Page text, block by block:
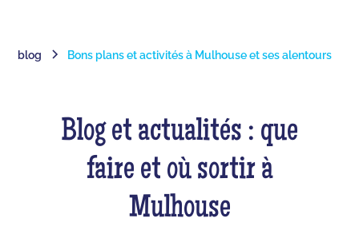
blog Bons plans et activités à Mulhouse et ses alentours
Blog et actualités : que
faire et où sortir à
Mulhouse